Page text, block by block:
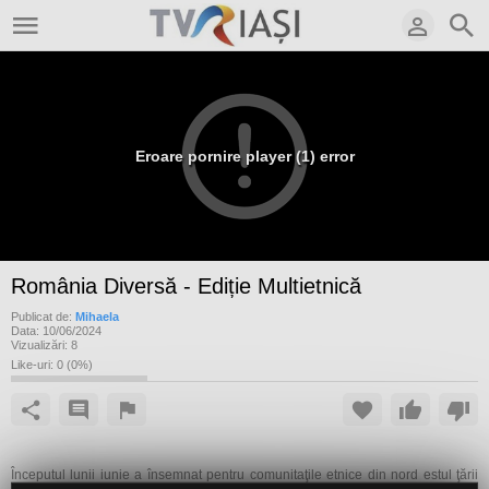
Eroare pornire player (1) error
România Diversă - Ediție Multietnică
Publicat de: Mihaela
Data: 10/06/2024
Vizualizări: 8
Like-uri: 0 (0%)
Începutul lunii iunie a însemnat pentru comunitaţile etnice din nord estul ţării